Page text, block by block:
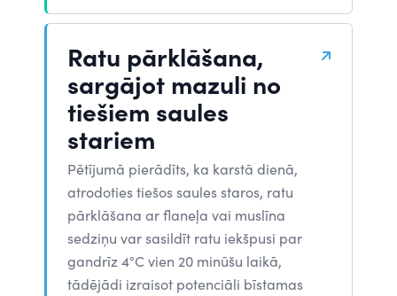
Ratu pārklāšana,
sargājot mazuli no
tiešiem saules
stariem
Pētījumā pierādīts, ka karstā dienā,
atrodoties tiešos saules staros, ratu
pārklāšana ar flaneļa vai muslīna
sedziņu var sasildīt ratu iekšpusi par
gandrīz 4°C vien 20 minūšu laikā,
tādējādi izraisot potenciāli bīstamas